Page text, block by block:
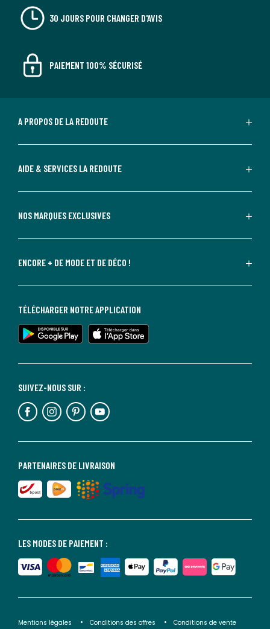
30 JOURS POUR CHANGER D'AVIS
PAIEMENT 100% SÉCURISÉ
A PROPOS DE LA REDOUTE
AIDE & SERVICES LA REDOUTE
NOS MARQUES EXCLUSIVES
ENCORE + DE MODE ET DE DÉCO !
LES MODES DE PAIEMENT :
PARTENAIRES DE LIVRAISON
SUIVEZ-NOUS SUR :
TÉLÉCHARGER NOTRE APPLICATION
Mentions légales Conditions des offres Conditions de vente